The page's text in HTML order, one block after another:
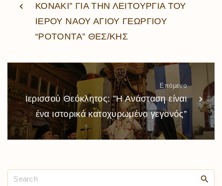
ΚΟΝΑΚΙ” ΓΙΑ ΤΗΝ ΛΕΙΤΟΥΡΓΙΑ ΤΟΥ
ΙΕΡΟΥ ΝΑΟΥ ΑΓΙΟΥ ΓΕΩΡΓΙΟΥ
“ΡΟΤΟΝΤΑ” ΘΕΣ/ΚΗΣ
Επόμενο
Ιερισσού Θεόκλητος: ”Η Ανάσταση είναι
ένα ιστορικά κατοχυρωμένο γεγονός”